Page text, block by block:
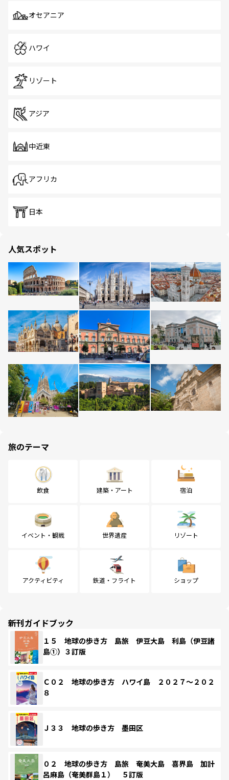
オセアニア
ハワイ
リゾート
アジア
中近東
アフリカ
日本
人気スポット
旅のテーマ
飲食 建築・アート 宿泊
イベント・観戦 世界遺産 リゾート
アクティビティ 鉄道・フライト ショップ
新刊ガイドブック
１５ 地球の歩き方 島旅 伊豆大島 利島（伊豆諸
島①）３訂版
Ｃ０２ 地球の歩き方 ハワイ島 ２０２７～２０２
８
Ｊ３３ 地球の歩き方 墨田区
０２ 地球の歩き方 島旅 奄美大島 喜界島 加計
呂麻島（奄美群島１） ５訂版